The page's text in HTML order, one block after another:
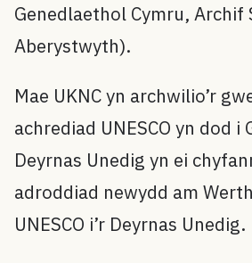
Genedlaethol Cymru, Archif
Aberystwyth).
Mae UKNC yn archwilio’r
achrediad UNESCO yn dod i
Deyrnas Unedig yn ei
adroddiad newydd am
UNESCO i’r Deyrnas Unedig.